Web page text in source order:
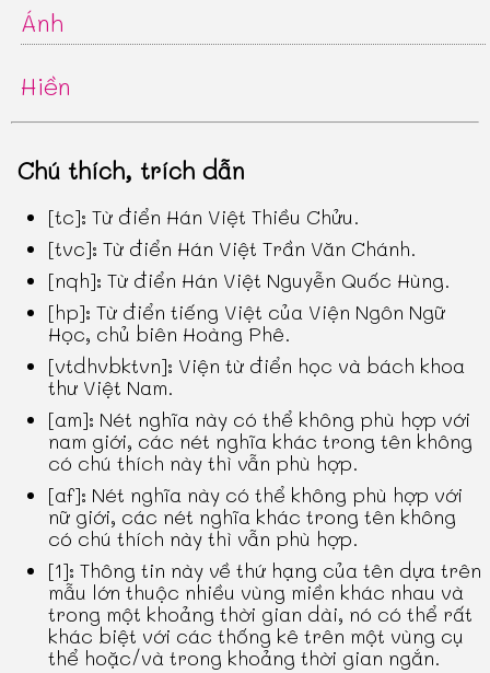
Ánh
Hiền
Chú thích, trích dẫn
[tc]: Từ điển Hán Việt Thiều Chửu.
[tvc]: Từ điển Hán Việt Trần Văn Chánh.
[nqh]: Từ điển Hán Việt Nguyễn Quốc Hùng.
[hp]: Từ điển tiếng Việt của Viện Ngôn Ngữ
Học, chủ biên Hoàng Phê.
[vtdhvbktvn]: Viện từ điển học và bách khoa
thư Việt Nam.
[am]: Nét nghĩa này có thể không phù hợp với
nam giới, các nét nghĩa khác trong tên không
có chú thích này thì vẫn phù hợp.
[af]: Nét nghĩa này có thể không phù hợp với
nữ giới, các nét nghĩa khác trong tên không
có chú thích này thì vẫn phù hợp.
[1]: Thông tin này về thứ hạng của tên dựa trên
mẫu lớn thuộc nhiều vùng miền khác nhau và
trong một khoảng thời gian dài, nó có thể rất
khác biệt với các thống kê trên một vùng cụ
thể hoặc/và trong khoảng thời gian ngắn.